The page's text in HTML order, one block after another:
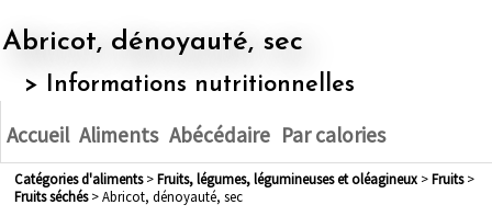
Abricot, dénoyauté, sec
> Informations nutritionnelles
Accueil Aliments Abécédaire Par calories
Catégories d'aliments> fruits, légumes, légumineuses et oléagineux> fruits>
fruits séchés> Abricot, dénoyauté, sec